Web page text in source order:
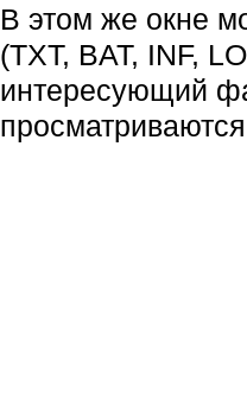
В этом же окне
(TXT, BAT, INF,
интересующий